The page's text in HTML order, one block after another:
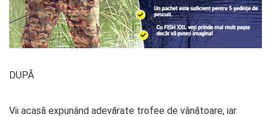
DUPĂ
Vii acasă expunând adevărate trofee de vânătoare, iar